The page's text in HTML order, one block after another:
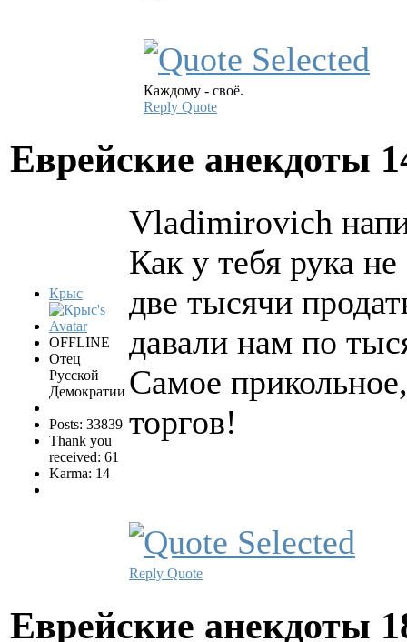
Каждому - своё.
Reply Quote
Еврейские анекдоты
Крыс
OFFLINE
Отец
Русской
Демократии
Posts: 33839
Thank you
received: 61
Karma: 14
Vladimirovich
Как у тебя рука не
две тысячи
давали нам по
Самое
торгов!
Reply Quote
Еврейские анекдоты